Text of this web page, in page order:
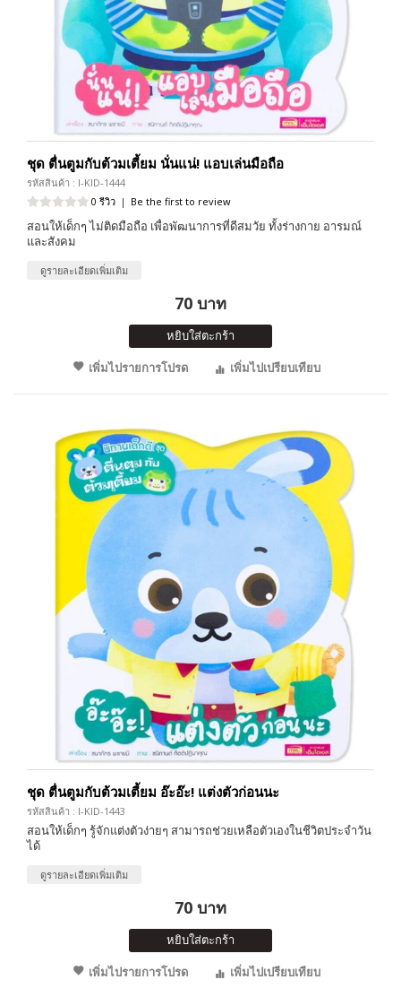
ชุด ตื่นตูมกับต้วมเตี้ยม นั่นแน่! แอบเล่นมือถือ
รหัสสินค้า : I-KID-1444
0 รีวิว | Be the first to review
สอนให้เด็กๆ ไม่ติดมือถือ เพื่อพัฒนาการที่ดีสมวัย ทั้งร่างกาย อารมณ์
และสังคม
ดูรายละเอียดเพิ่มเติม
70 บาท
หยิบใส่ตะกร้า
เพิ่มไปรายการโปรด
เพิ่มไปเปรียบเทียบ
ชุด ตื่นตูมกับต้วมเตี้ยม อ๊ะอ๊ะ! แต่งตัวก่อนนะ
รหัสสินค้า : I-KID-1443
สอนให้เด็กๆ รู้จักแต่งตัวง่ายๆ สามารถช่วยเหลือตัวเองในชีวิตประจำวัน
ได้
ดูรายละเอียดเพิ่มเติม
70 บาท
หยิบใส่ตะกร้า
เพิ่มไปรายการโปรด
เพิ่มไปเปรียบเทียบ